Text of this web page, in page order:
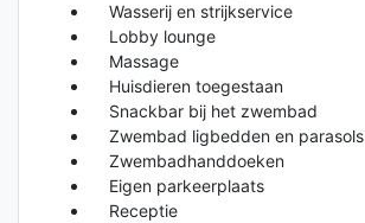
Wasserij en strijkservice
Lobby lounge
Massage
Huisdieren toegestaan
Snackbar bij het zwembad
Zwembad ligbedden en parasols
Zwembadhanddoeken
Eigen parkeerplaats
Receptie